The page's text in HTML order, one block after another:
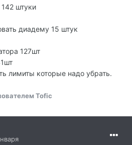
штуки
диадему 15 штук
127шт
лимиты которые надо убрать.
Tofic